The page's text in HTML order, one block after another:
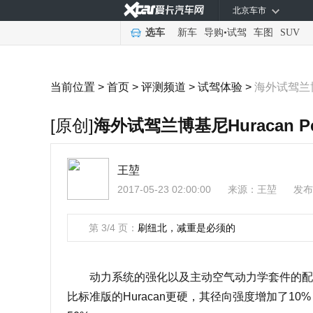
北京车市
选车 新车 导购•试驾 车图 SUV
当前位置 > 首页 > 评测频道 > 试驾体验 > 海外试驾
[原创]海外试驾兰博基尼Huracan
王堃
2017-05-23 02:00:00 来源： 王堃 发
第 3/4 页： 刷纽北，减重是必须的
动力系统的强化以及主动空气动力学套件的配
比标准版的Huracan更硬，其径向强度增加了